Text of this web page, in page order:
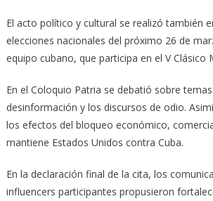
El acto político y cultural se realizó también
elecciones nacionales del próximo 26 de
equipo cubano, que participa en el V Clásico
En el Coloquio Patria se debatió sobre
desinformación y los discursos de odio.
los efectos del bloqueo económico,
mantiene Estados Unidos contra Cuba.
En la declaración final de la cita, los
influencers participantes propusieron